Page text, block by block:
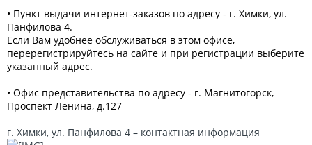
• Пункт выдачи интернет-заказов по адресу - г. Химки, ул.
Панфилова 4.
Если Вам удобнее обслуживаться в этом офисе,
перерегистрируйтесь на сайте и при регистрации выберите
указанный адрес.
• Офис представительства по адресу - г. Магнитогорск,
Проспект Ленина, д.127
г. Химки, ул. Панфилова 4 – контактная информация